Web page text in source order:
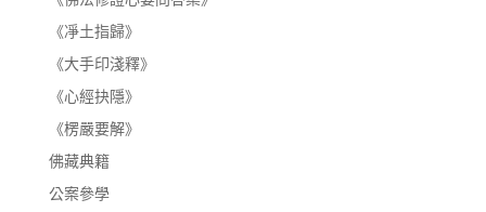
《凈土指歸》
《大手印淺釋》
《心經抉隱》
《楞嚴要解》
佛藏典籍
公案參學